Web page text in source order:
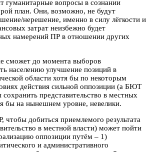
гуманитарные вопросы в сознании
план. Они, возможно, не будут
нерешение, именно в силу лёгкости и
затрат неизбежно будет
намерений ПР в отношении других
сможет до момента выборов
населению улучшение позиций в
области хотя бы по некоторым
действия сильной оппозиции (а БЮТ
представительство в местных
бы на нынешнем уровне, невелики.
чтобы добиться приемлемого результата
в местной власти) может пойти
оппозиции путём – 1)
и административного